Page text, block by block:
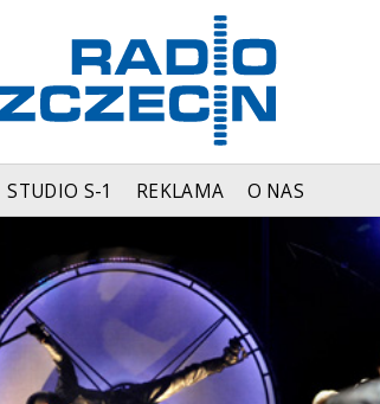
STUDIO S-1 REKLAMA O NAS